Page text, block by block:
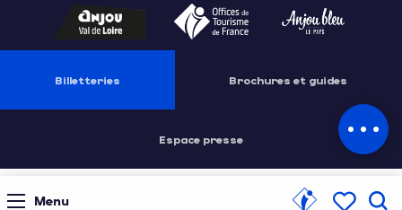
Menu
par email
Billetteries Brochures et guides
Espace presse